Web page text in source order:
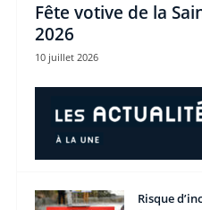
Fête votive de la
2026
10 juillet 2026
Risque